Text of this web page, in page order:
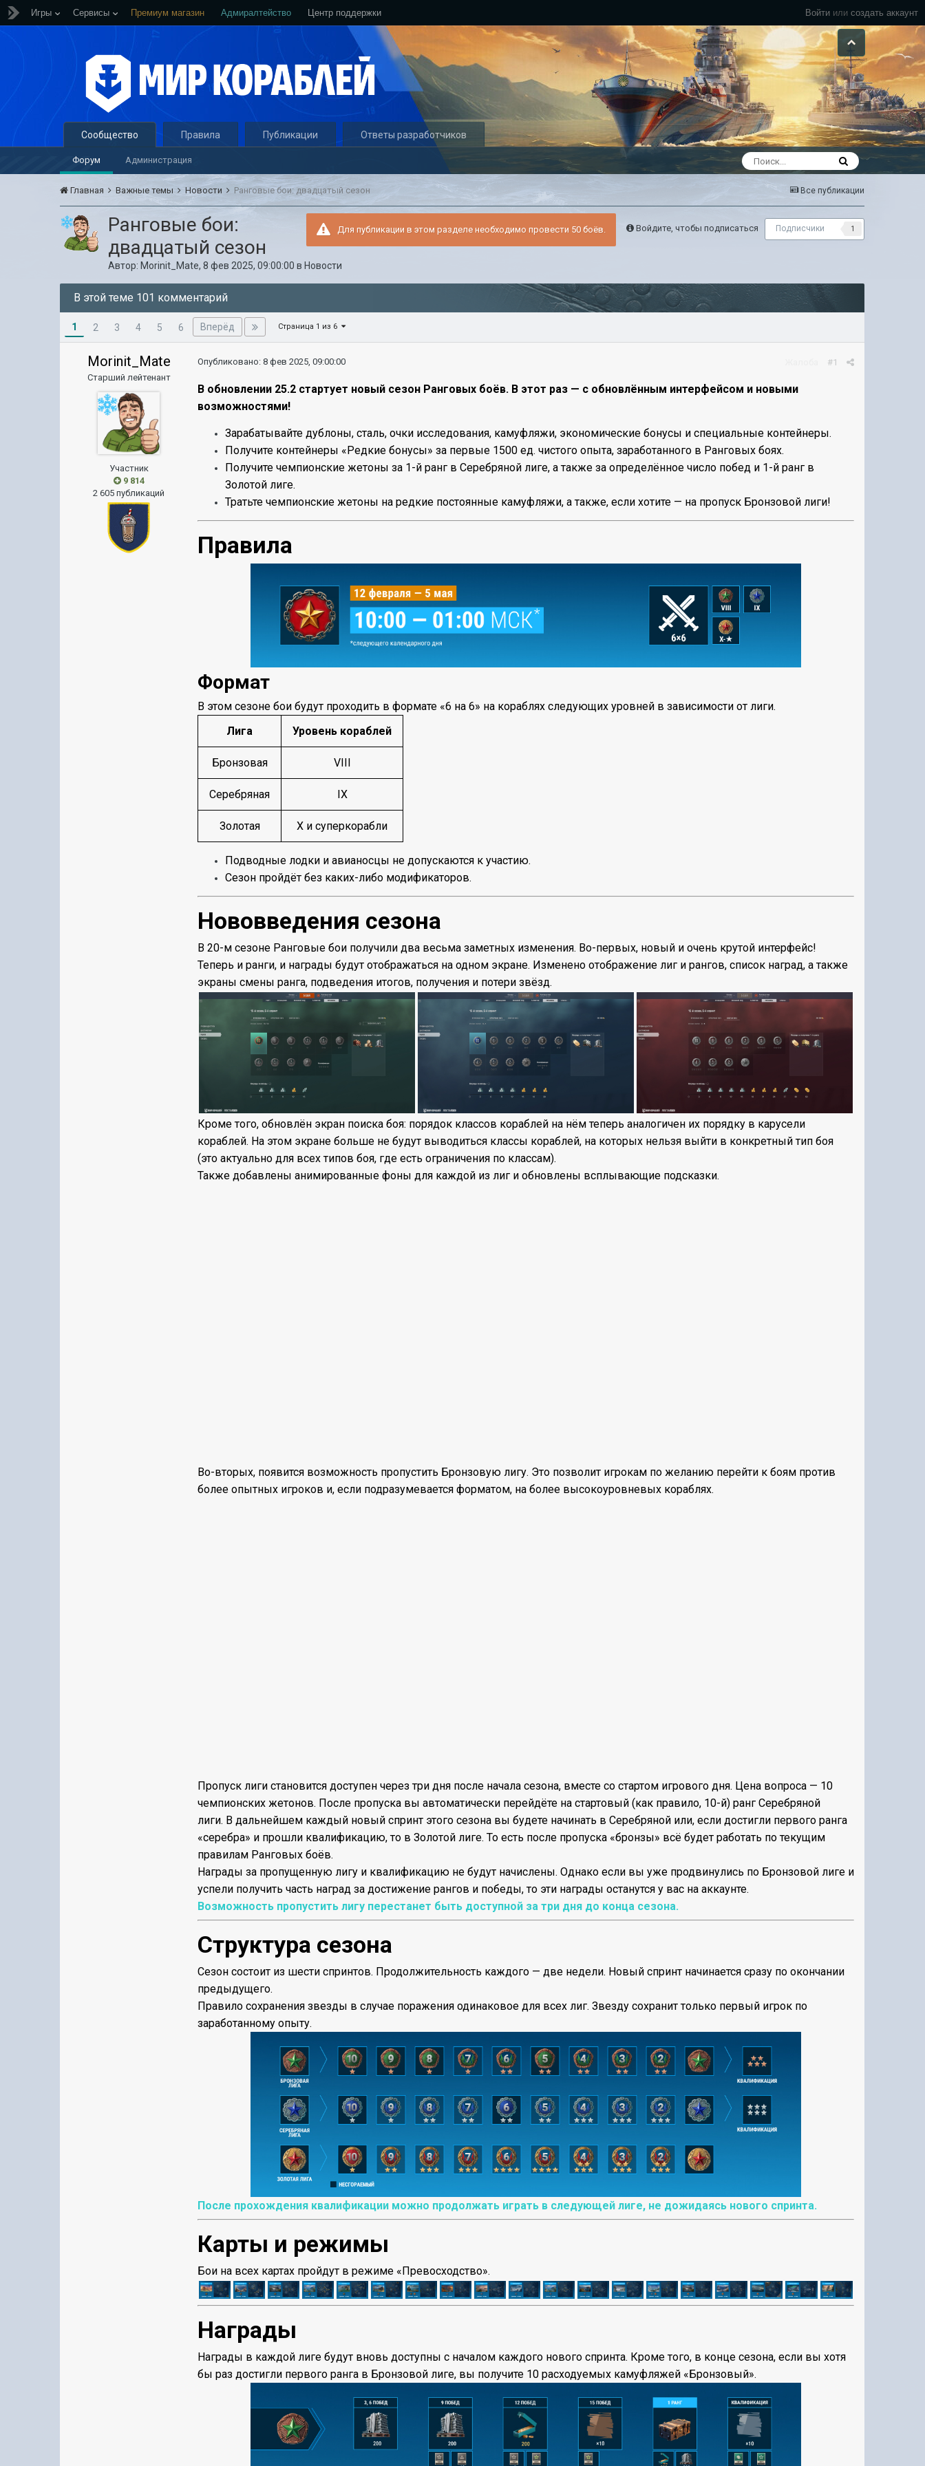
Войти или создать аккаунт
Игры Сервисы Премиум магазин Адмиралтейство Центр поддержки
Сообщество
Форум Администрация
Правила Публикации Ответы разработчиков
Все публикации
Главная Важные темы Новости Ранговые бои: двадцатый сезон
Войдите, чтобы подписаться Подписчики 1
Для публикации в этом разделе необходимо провести 50 боёв.
Ранговые бои:
двадцатый сезон
Автор: Morinit_Mate,8 фев 2025, 09:00:00 в Новости
В этой теме 101 комментарий
1 2 3 4 5 6 Вперёд Страница 1 из 6
Morinit_Mate
Старший лейтенант
Участник
9 814
2 605 публикаций
#1
Опубликовано:8 фев 2025, 09:00:00
В обновлении 25.2 стартует новый сезон Ранговых боёв. В этот раз — с обновлённым интерфейсом и новыми
возможностями!
Зарабатывайте дублоны, сталь, очки исследования, камуфляжи, экономические бонусы и специальные контейнеры.
Получите контейнеры «Редкие бонусы» за первые 1500 ед. чистого опыта, заработанного в Ранговых боях.
Получите чемпионские жетоны за 1-й ранг в Серебряной лиге, а также за определённое число побед и 1-й ранг в
Золотой лиге.
Тратьте чемпионские жетоны на редкие постоянные камуфляжи, а также, если хотите — на пропуск Бронзовой лиги!
Правила
Формат
В этом сезоне бои будут проходить в формате «6 на 6» на кораблях следующих уровней в зависимости от лиги.
Лига
Уровень кораблей
Бронзовая VIII
Серебряная IX
Золотая X и суперкорабли
Подводные лодки и авианосцы не допускаются к участию.
Сезон пройдёт без каких-либо модификаторов.
Нововведения сезона
В 20-м сезоне Ранговые бои получили два весьма заметных изменения. Во-первых, новый и очень крутой интерфейс!
Теперь и ранги, и награды будут отображаться на одном экране. Изменено отображение лиг и рангов, список наград, а также
экраны смены ранга, подведения итогов, получения и потери звёзд.
Кроме того, обновлён экран поиска боя: порядок классов кораблей на нём теперь аналогичен их порядку в карусели
кораблей. На этом экране больше не будут выводиться классы кораблей, на которых нельзя выйти в конкретный тип боя
(это актуально для всех типов боя, где есть ограничения по классам).
Также добавлены анимированные фоны для каждой из лиг и обновлены всплывающие подсказки.
Во-вторых, появится возможность пропустить Бронзовую лигу. Это позволит игрокам по желанию перейти к боям против
более опытных игроков и, если подразумевается форматом, на более высокоуровневых кораблях.
Пропуск лиги становится доступен через три дня после начала сезона, вместе со стартом игрового дня. Цена вопроса — 10
чемпионских жетонов. После пропуска вы автоматически перейдёте на стартовый (как правило, 10-й) ранг Серебряной
лиги. В дальнейшем каждый новый спринт этого сезона вы будете начинать в Серебряной или, если достигли первого ранга
«серебра» и прошли квалификацию, то в Золотой лиге. То есть после пропуска «бронзы» всё будет работать по текущим
правилам Ранговых боёв.
Награды за пропущенную лигу и квалификацию не будут начислены. Однако если вы уже продвинулись по Бронзовой лиге и
успели получить часть наград за достижение рангов и победы, то эти награды останутся у вас на аккаунте.
Возможность пропустить лигу перестанет быть доступной за три дня до конца сезона.
Структура сезона
Сезон состоит из шести спринтов. Продолжительность каждого — две недели. Новый спринт начинается сразу по окончании
предыдущего.
Правило сохранения звезды в случае поражения одинаковое для всех лиг. Звезду сохранит только первый игрок по
заработанному опыту.
После прохождения квалификации можно продолжать играть в следующей лиге, не дожидаясь нового спринта.
Карты и режимы
Бои на всех картах пройдут в режиме «Превосходство».
Награды
Награды в каждой лиге будут вновь доступны с началом каждого нового спринта. Кроме того, в конце сезона, если вы хотя
бы раз достигли первого ранга в Бронзовой лиге, вы получите 10 расходуемых камуфляжей «Бронзовый».